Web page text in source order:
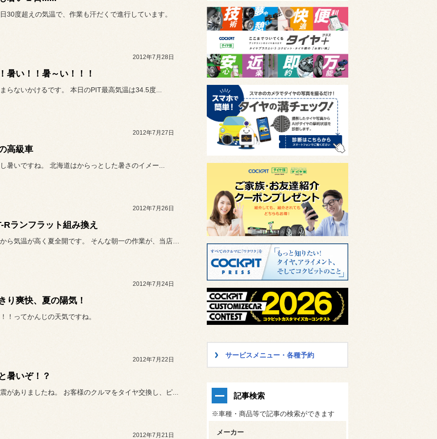
30度超えの気温で、作業も汗だくで進行しています。
2012年7月28日
暑い！！暑～い！！！
らないかけるです。 本日のPIT最高気温は34.5度...
2012年7月27日
高級車
暑いですね。 北海道はからっとした暑さのイメー...
2012年7月26日
Rランフラット組み換え
2012年7月24日
り爽快、夏の陽気！
！ってかんじの天気ですね。
2012年7月22日
暑いぞ！？
がありましたね。 お客様のクルマをタイヤ交換し、ピ...
2012年7月21日
サービスメニュー・各種予約
記事検索
※車種・商品等で記事の検索ができます
メーカー